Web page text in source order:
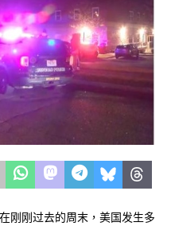
刚刚过去的周末，美国发生多